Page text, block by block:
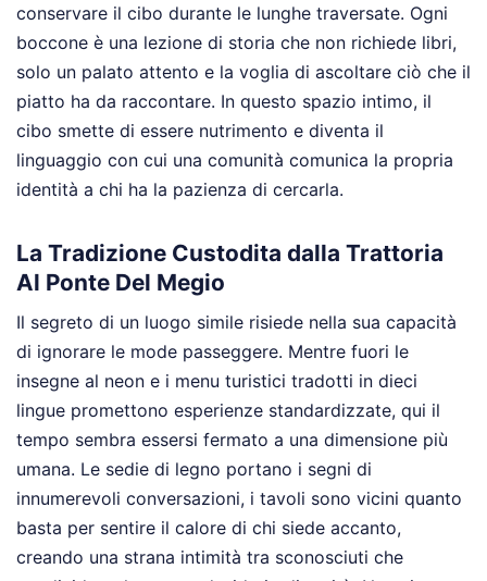
conservare il cibo durante le lunghe traversate. Ogni
boccone è una lezione di storia che non richiede libri,
solo un palato attento e la voglia di ascoltare ciò che il
piatto ha da raccontare. In questo spazio intimo, il
cibo smette di essere nutrimento e diventa il
linguaggio con cui una comunità comunica la propria
identità a chi ha la pazienza di cercarla.
La Tradizione Custodita dalla Trattoria
Al Ponte Del Megio
Il segreto di un luogo simile risiede nella sua capacità
di ignorare le mode passeggere. Mentre fuori le
insegne al neon e i menu turistici tradotti in dieci
lingue promettono esperienze standardizzate, qui il
tempo sembra essersi fermato a una dimensione più
umana. Le sedie di legno portano i segni di
innumerevoli conversazioni, i tavoli sono vicini quanto
basta per sentire il calore di chi siede accanto,
creando una strana intimità tra sconosciuti che